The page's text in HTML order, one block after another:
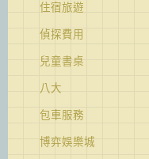
住宿旅遊
偵探費用
兒童書桌
八大
包車服務
博弈娛樂城